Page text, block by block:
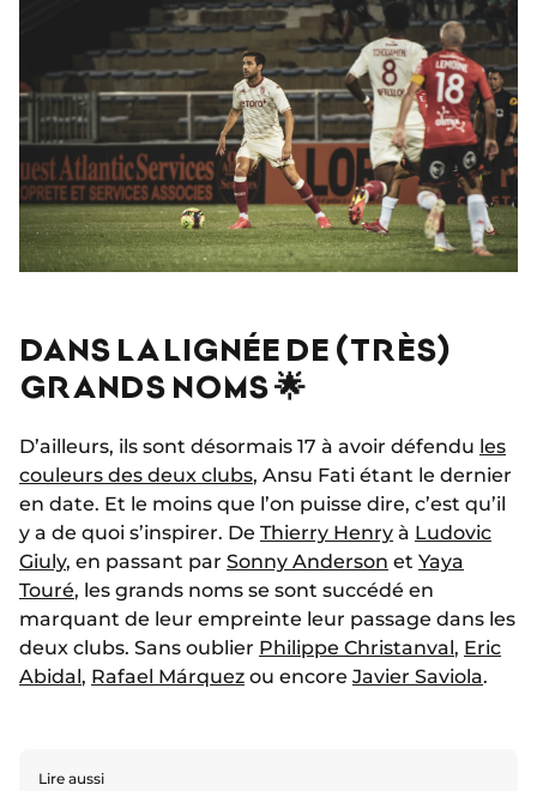
DANS LA LIGNÉE DE (TRÈS)
GRANDS NOMS 🌟
D’ailleurs, ils sont désormais 17 à avoir défendu les
couleurs des deux clubs, Ansu Fati étant le dernier
en date. Et le moins que l’on puisse dire, c’est qu’il
y a de quoi s’inspirer. De Thierry Henry à Ludovic
Giuly, en passant par Sonny Anderson et Yaya
Touré, les grands noms se sont succédé en
marquant de leur empreinte leur passage dans les
deux clubs. Sans oublier Philippe Christanval, Eric
Abidal, Rafael Márquez ou encore Javier Saviola.
Lire aussi